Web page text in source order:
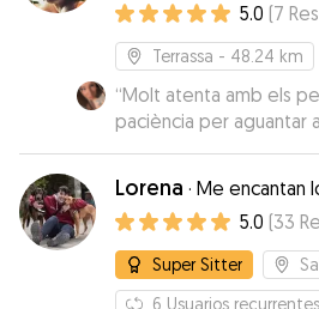
5.0 (7
Terrassa - 48.24 km
“Molt atenta amb els
paciència per aguantar
hiperactiu haha”
Lorena · Me encantan
5.0 (33
Super Sitter
6 Usuarios recurrentes